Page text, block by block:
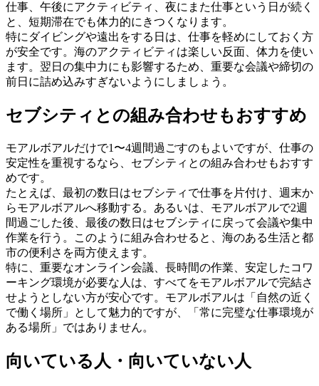
仕事、午後にアクティビティ、夜にまた仕事という日が続く
と、短期滞在でも体力的にきつくなります。
特にダイビングや遠出をする日は、仕事を軽めにしておく方
が安全です。海のアクティビティは楽しい反面、体力を使い
ます。翌日の集中力にも影響するため、重要な会議や締切の
前日に詰め込みすぎないようにしましょう。
セブシティとの組み合わせもおすすめ
モアルボアルだけで1〜4週間過ごすのもよいですが、仕事の
安定性を重視するなら、セブシティとの組み合わせもおすす
めです。
たとえば、最初の数日はセブシティで仕事を片付け、週末か
らモアルボアルへ移動する。あるいは、モアルボアルで2週
間過ごした後、最後の数日はセブシティに戻って会議や集中
作業を行う。このように組み合わせると、海のある生活と都
市の便利さを両方使えます。
特に、重要なオンライン会議、長時間の作業、安定したコワ
ーキング環境が必要な人は、すべてをモアルボアルで完結さ
せようとしない方が安心です。モアルボアルは「自然の近く
で働く場所」として魅力的ですが、「常に完璧な仕事環境が
ある場所」ではありません。
向いている人・向いていない人